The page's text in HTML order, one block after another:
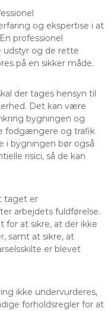
og ekspertise i at
professionel
udstyr og de rette
på en sikker måde.
der tages hensyn til
Det kan være
bygningen og
fodgængere og trafik
i bygningen bør også
risici, så de kan
taget er
arbejdets fuldførelse.
for at sikre, at der ikke
samt at sikre, at
er blevet
ikke undervurderes,
forholdsregler for at